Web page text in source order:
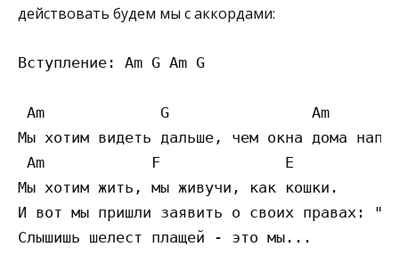
действовать будем мы с аккордами:
Вступление: Am G Am G
Am             G                Am
Мы хотим видеть дальше, чем окна дома
Am            F              E
Мы хотим жить, мы живучи, как кошки.
И вот мы пришли заявить о своих правах:
Слышишь шелест плащей - это мы...